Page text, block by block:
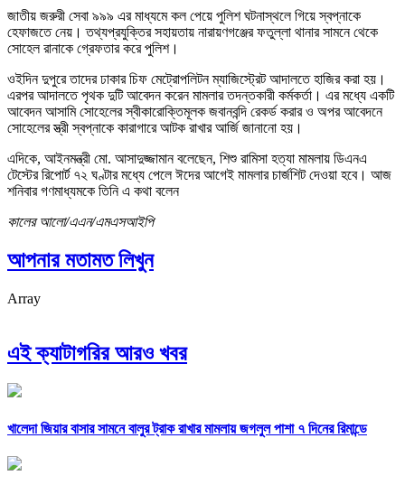
জাতীয় জরুরী সেবা ৯৯৯ এর মাধ্যমে কল পেয়ে পুলিশ ঘটনাস্থলে গিয়ে স্বপ্নাকে
হেফাজতে নেয়। তথ্যপ্রযুক্তির সহায়তায় নারায়ণগঞ্জের ফতুল্লা থানার সামনে থেকে
সোহেল রানাকে গ্রেফতার করে পুলিশ।
ওইদিন দুপুরে তাদের ঢাকার চিফ মেট্রোপলিটন ম্যাজিস্ট্রেট আদালতে হাজির করা হয়।
এরপর আদালতে পৃথক দুটি আবেদন করেন মামলার তদন্তকারী কর্মকর্তা। এর মধ্যে একটি
আবেদন আসামি সোহেলের স্বীকারোক্তিমূলক জবানবন্দি রেকর্ড করার ও অপর আবেদনে
সোহেলের স্ত্রী স্বপ্নাকে কারাগারে আটক রাখার আর্জি জানানো হয়।
এদিকে, আইনমন্ত্রী মো. আসাদুজ্জামান বলেছেন, শিশু রামিসা হত্যা মামলায় ডিএনএ
টেস্টের রিপোর্ট ৭২ ঘণ্টার মধ্যে পেলে ঈদের আগেই মামলার চার্জশিট দেওয়া হবে। আজ
শনিবার গণমাধ্যমকে তিনি এ কথা বলেন
কালের আলো/এএন/এমএসআইপি
আপনার মতামত লিখুন
Array
এই ক্যাটাগরির আরও খবর
খালেদা জিয়ার বাসার সামনে বালুর ট্রাক রাখার মামলায় জগলুল পাশা ৭ দিনের রিমান্ডে